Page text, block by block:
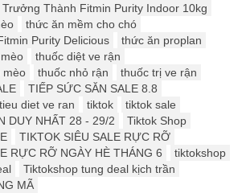
Thành Fitmin Purity Indoor 10kg
thức ăn mềm cho chó
Purity Delicious
thức ăn proplan
thuốc diệt ve rận
mèo
thuốc nhỏ rận
thuốc trị ve rận
TIẾP SỨC SĂN SALE 8.8
tieu diet ve ran tiktok
tiktok sale
DUY NHẤT 28 - 29/2
Tiktok Shop
TIKTOK SIÊU SALE RỰC RỠ
RỰC RỠ NGÀY HÈ THÁNG 6
tiktokshop
Tiktokshop tung deal kịch trần
MÃ